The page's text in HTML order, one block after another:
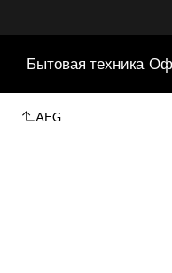
Бытовая техника
AEG